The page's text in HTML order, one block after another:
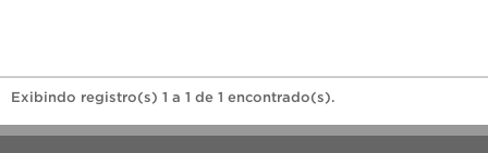
Exibindo registro(s) 1 a 1 de 1 encontrado(s).